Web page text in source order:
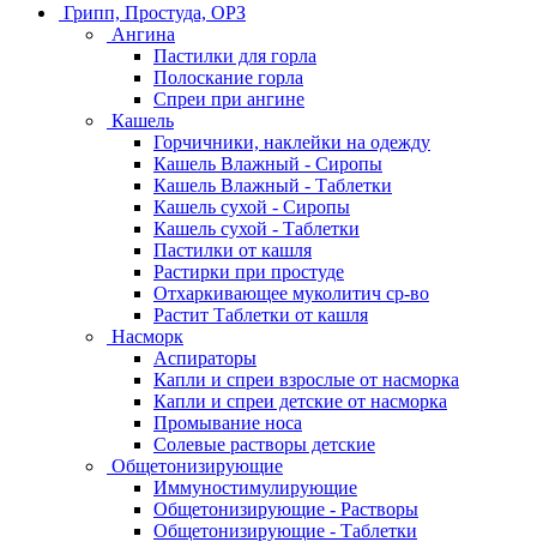
Грипп, Простуда, ОРЗ
Ангина
Пастилки для горла
Полоскание горла
Спреи при ангине
Кашель
Горчичники, наклейки на одежду
Кашель Влажный - Сиропы
Кашель Влажный - Таблетки
Кашель сухой - Сиропы
Кашель сухой - Таблетки
Пастилки от кашля
Растирки при простуде
Отхаркивающее муколитич ср-во
Растит Таблетки от кашля
Насморк
Аспираторы
Капли и спреи взрослые от насморка
Капли и спреи детские от насморка
Промывание носа
Солевые растворы детские
Общетонизирующие
Иммуностимулирующие
Общетонизирующие - Растворы
Общетонизирующие - Таблетки